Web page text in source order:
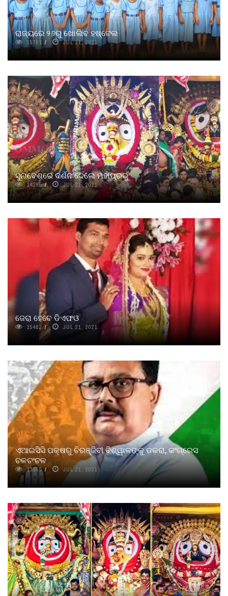
ରାଜ୍ୟରେ ୨୬ରୁ ଖୋଲିବ ହଷ୍ଟେଲ
15761 JUL 21, 2021
ସୁନାବେଶରେ ଦର୍ଶନ ଦେଲେ ମହାପ୍ରଭୁ
14295 JUL 21, 2021
ଜେରା ହେବେ ଡିଏଫଓ
15482 JUL 21, 2021
ଏଆଇସିସି ପକ୍ଷରୁ ଚିରଞ୍ଜିବୀ ବିଶ୍ୱାଳଙ୍କୁ ଡକରା, କଂଗ୍ରେସ
ଚଳଚଂଚଳ
13950 JUL 21, 2021